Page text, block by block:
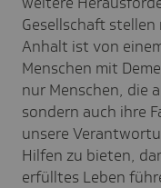
Gesellschaft stellen
Anhalt ist von
Menschen mit
nur Menschen, die
sondern auch ihre
unsere
Hilfen zu bieten,
erfülltes Leben